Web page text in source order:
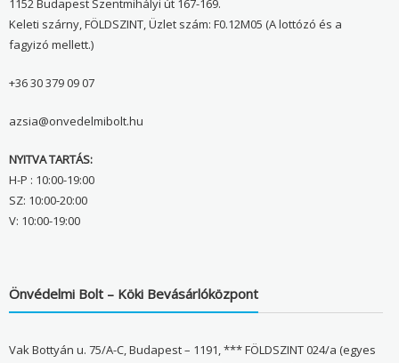
1152 Budapest Szentmihályi út 167-169.
Keleti szárny, FÖLDSZINT, Üzlet szám: F0.12M05 (A lottózó és a
fagyizó mellett.)
+36 30 379 09 07
azsia@onvedelmibolt.hu
NYITVA TARTÁS:
H-P : 10:00-19:00
SZ: 10:00-20:00
V: 10:00-19:00
Önvédelmi Bolt – Köki Bevásárlóközpont
Vak Bottyán u. 75/A-C, Budapest – 1191, *** FÖLDSZINT 024/a (egyes